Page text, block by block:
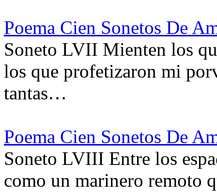
Poema Cien Sonetos De
Soneto LVII Mienten los
los que profetizaron mi
tantas…
Poema Cien Sonetos De
Soneto LVIII Entre los
como un marinero remoto